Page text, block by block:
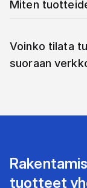
Miten
Voinko tilata
suoraan
tuotteet